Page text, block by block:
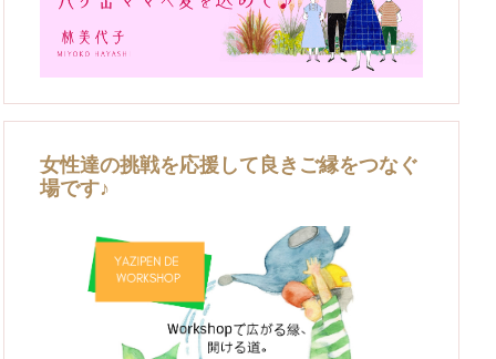
女性達の挑戦を応援して良きご縁をつなぐ
場です♪